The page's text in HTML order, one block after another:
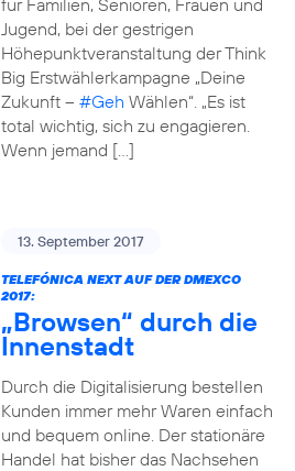
für Familien, Senioren, Frauen und
Jugend, bei der gestrigen
Höhepunktveranstaltung der Think
Big Erstwählerkampagne „Deine
Zukunft – #Geh Wählen“. „Es ist
total wichtig, sich zu engagieren.
Wenn jemand […]
13. September 2017
TELEFÓNICA NEXT AUF DER DMEXCO
2017:
„Browsen“ durch die
Innenstadt
Durch die Digitalisierung bestellen
Kunden immer mehr Waren einfach
und bequem online. Der stationäre
Handel hat bisher das Nachsehen